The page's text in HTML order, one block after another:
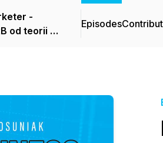
-
od teorii do
Episodes